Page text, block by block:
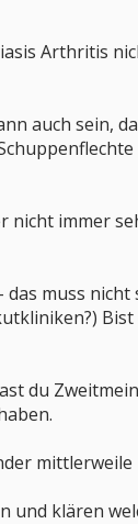
Arthritis
auch sein,
nicht immer
muss nicht
du
mittlerweile
und klären